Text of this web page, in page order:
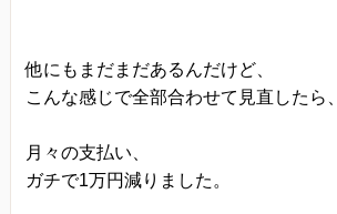
他にもまだまだあるんだけど、
こんな感じで全部合わせて見直したら、
月々の支払い、
ガチで1万円減りました。